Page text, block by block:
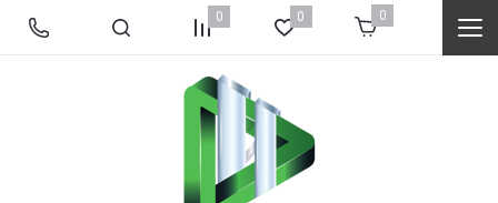
0 0 0